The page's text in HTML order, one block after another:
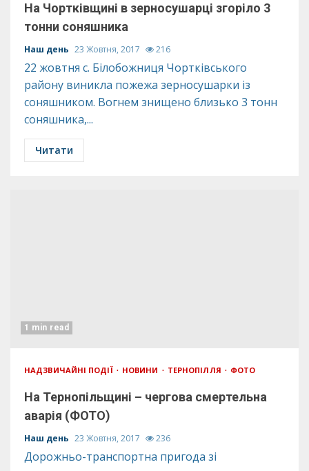
На Чортківщині в зерносушарці згоріло 3
тонни соняшника
Наш день 23 Жовтня, 2017 216
22 жовтня с. Білобожниця Чортківського
району виникла пожежа зерносушарки із
соняшником. Вогнем знищено близько 3 тонн
соняшника,...
Читати
1 min read
НАДЗВИЧАЙНІ ПОДІЇ НОВИНИ ТЕРНОПІЛЛЯ ФОТО
На Тернопільщині – чергова смертельна
аварія (ФОТО)
Наш день 23 Жовтня, 2017 236
Дорожньо-транспортна пригода зі